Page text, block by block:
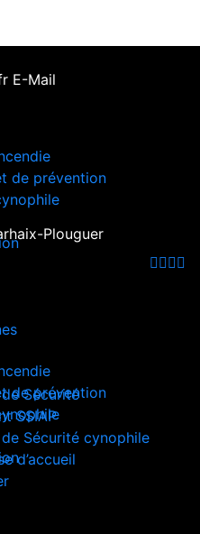
E-Mail
Plouguer
de prévention
de prévention
Sécurité
SSIAP
Sécurité cynophile
d’accueil